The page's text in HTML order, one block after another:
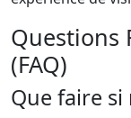
Questions
(FAQ)
Que faire si